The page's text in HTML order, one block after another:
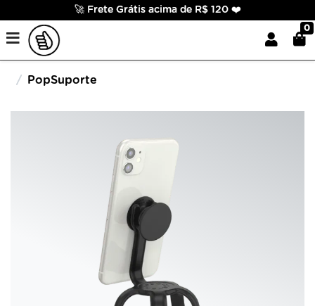
🚀 Frete Grátis acima de R$ 120 ❤️
0
PopSuporte